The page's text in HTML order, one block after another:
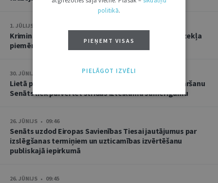
1. JŪLIJS • 17:38
Kriminālsoda un medicīniska rakstura piespiedu līdzekļa
piemērošana savstarpēji viens otru neizslēdz
30. JŪNIJS • 14:58
Lietā par namu pārvaldnieces goda un cieņas aizskaršanu
Senāts liek pārvērtēt strīdus izteikumu samērīgumu
26. JŪNIJS • 09:46
Senāts uzdod Eiropas Savienības Tiesai jautājumus par
izslēgšanas termiņiem un uzticamības izvērtēšanu
publiskajā iepirkumā
26. JŪNIJS • 09:45
politikā.
PIEŅEMT VISAS
PIELĀGOT IZVĒLI